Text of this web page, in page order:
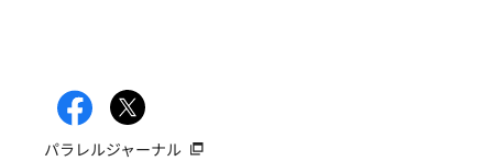
パラレルジャーナル